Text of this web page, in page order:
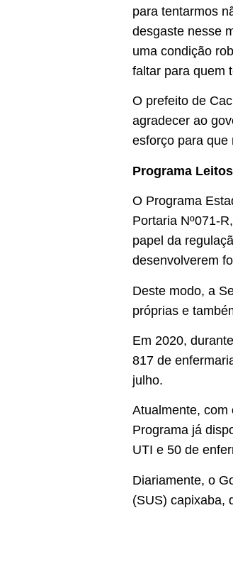
para tentarmos
desgaste nesse
uma condição
faltar para quem
O prefeito de
agradecer ao
esforço para que
Programa
O Programa
Portaria Nº071-
papel da
desenvolverem
Deste modo, a
próprias e
Em 2020,
817 de
julho.
Atualmente, com
Programa já
UTI e 50 de
Diariamente, o
(SUS) capixaba,